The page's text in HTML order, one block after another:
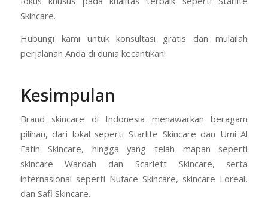
Skincare.
Hubungi kami untuk konsultasi gratis dan mulailah
perjalanan Anda di dunia kecantikan!
Kesimpulan
Brand skincare di Indonesia menawarkan beragam
pilihan, dari lokal seperti Starlite Skincare dan Umi Al
Fatih Skincare, hingga yang telah mapan seperti
skincare Wardah dan Scarlett Skincare, serta
internasional seperti Nuface Skincare, skincare Loreal,
dan Safi Skincare.